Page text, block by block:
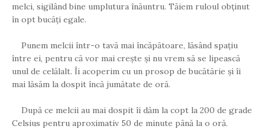
melci, sigilând bine umplutura înăuntru. Tăiem ruloul obținut
în opt bucăți egale.
Punem melcii într-o tavă mai încăpătoare, lăsând spațiu
între ei, pentru că vor mai crește și nu vrem să se lipească
unul de celălalt. Îi acoperim cu un prosop de bucătărie și îi
mai lăsăm la dospit încă jumătate de oră.
După ce melcii au mai dospit îi dăm la copt la 200 de grade
Celsius pentru aproximativ 50 de minute până la o oră.